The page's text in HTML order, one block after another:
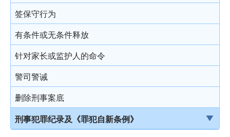
签保守行为
有条件或无条件释放
针对家长或监护人的命令
警司警诫
删除刑事案底
刑事犯罪纪录及《罪犯自新条例》